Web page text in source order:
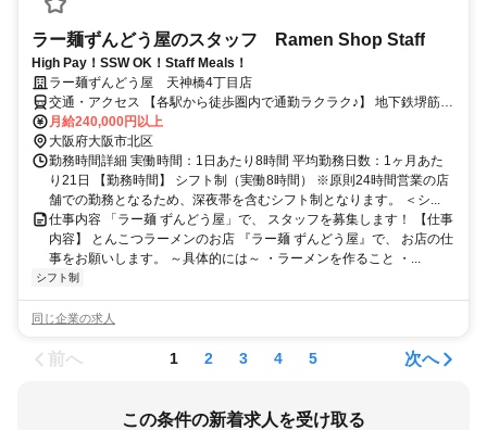
ラー麺ずんどう屋のスタッフ Ramen Shop Staff
High Pay！SSW OK！Staff Meals！
ラー麺ずんどう屋 天神橋4丁目店
交通・アクセス 【各駅から徒歩圏内で通勤ラクラク♪】 地下鉄堺筋線
「扇町駅」から徒歩1分 JR大阪環状線「天満駅」から徒歩3分 阪急千
里線「天神橋筋六丁目駅」から徒歩6分 地下鉄谷町線「中崎町駅」か
ら徒歩9分
月給240,000円以上
大阪府大阪市北区
勤務時間詳細 実働時間：1日あたり8時間 平均勤務日数：1ヶ月あた
り21日 【勤務時間】 シフト制（実働8時間） ※原則24時間営業の店
舗での勤務となるため、深夜帯を含むシフト制となります。 ＜シ...
仕事内容 「ラー麺 ずんどう屋」で、 スタッフを募集します！ 【仕事
内容】 とんこつラーメンのお店 『ラー麺 ずんどう屋』で、 お店の仕
事をお願いします。 ～具体的には～ ・ラーメンを作ること ・...
シフト制
同じ企業の求人
前へ 1 2 3 4 5 次へ
この条件の新着求人を受け取る